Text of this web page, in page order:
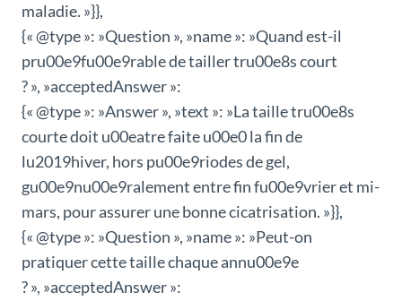
maladie. »}},
{« @type »: »Question », »name »: »Quand est-il
pru00e9fu00e9rable de tailler tru00e8s court
? », »acceptedAnswer »:
{« @type »: »Answer », »text »: »La taille tru00e8s
courte doit u00eatre faite u00e0 la fin de
lu2019hiver, hors pu00e9riodes de gel,
gu00e9nu00e9ralement entre fin fu00e9vrier et mi-
mars, pour assurer une bonne cicatrisation. »}},
{« @type »: »Question », »name »: »Peut-on
pratiquer cette taille chaque annu00e9e
? », »acceptedAnswer »: